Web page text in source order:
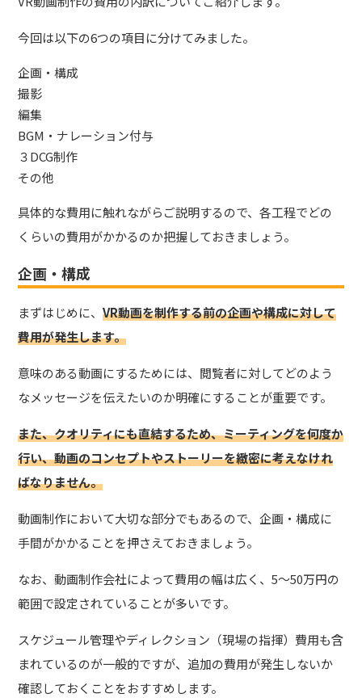
今回は以下の6つの項目に分けてみました。
企画・構成
撮影
編集
BGM・ナレーション付与
３DCG制作
その他
具体的な費用に触れながらご説明するので、各工程でどの
くらいの費用がかかるのか把握しておきましょう。
企画・構成
まずはじめに、VR動画を制作する前の企画や構成に対して
費用が発生します。
意味のある動画にするためには、閲覧者に対してどのよう
なメッセージを伝えたいのか明確にすることが重要です。
また、クオリティにも直結するため、ミーティングを何度か
行い、動画のコンセプトやストーリーを緻密に考えなけれ
ばなりません。
動画制作において大切な部分でもあるので、企画・構成に
手間がかかることを押さえておきましょう。
なお、動画制作会社によって費用の幅は広く、5～50万円の
範囲で設定されていることが多いです。
スケジュール管理やディレクション（現場の指揮）費用も含
まれているのが一般的ですが、追加の費用が発生しないか
確認しておくことをおすすめします。